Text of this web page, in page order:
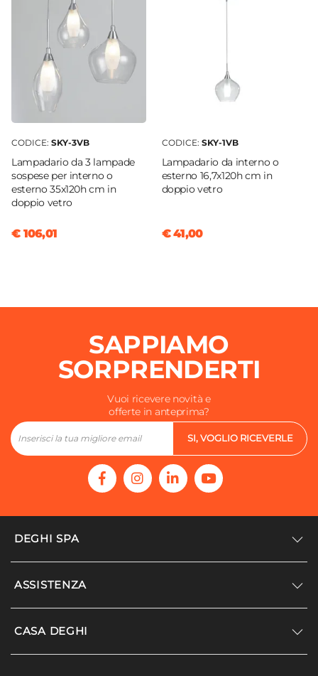
CODICE: SKY-3VB
Lampadario da 3 lampade
sospese per interno o
esterno 35x120h cm in
doppio vetro
€ 106,01
CODICE: SKY-1VB
Lampadario da interno o
esterno 16,7x120h cm in
doppio vetro
€ 41,00
SAPPIAMO
SORPRENDERTI
Vuoi ricevere novità e
offerte in anteprima?
SI, VOGLIO RICEVERLE
DEGHI SPA
Accedi/Registrati
ASSISTENZA
Supporto
CASA DEGHI